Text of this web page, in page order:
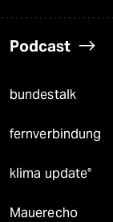
Podcast
bundestalk
fernverbindung
klima update°
Mauerecho